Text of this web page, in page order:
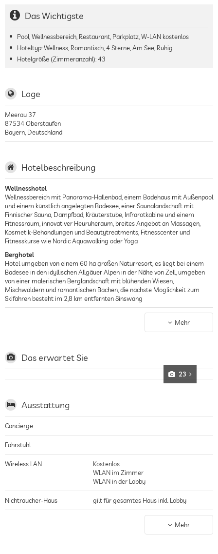
Das Wichtigste
Pool, Wellnessbereich, Restaurant, Parkplatz, W-LAN kostenlos
Hoteltyp: Wellness, Romantisch, 4 Sterne, Am See, Ruhig
Hotelgröße (Zimmeranzahl):43
Lage
Meerau 37
87534Oberstaufen
Bayern Deutschland
Hotelbeschreibung
Wellnesshotel
Wellnessbereich mit Panorama-Hallenbad, einem Badehaus mit Außenpool
und einem künstlich angelegten Badesee, einer Saunalandschaft mit
Finnischer Sauna, Dampfbad, Kräuterstube, Infrarotkabine und einem
Fitnessraum, innovativer Heuruheraum, breites Angebot an Massagen,
Kosmetik-Behandlungen und Beautytreatments, Fitnesscenter und
Fitnesskurse wie Nordic Aquawalking oder Yoga
Berghotel
Hotel umgeben von einem 60 ha großen Naturresort, es liegt bei einem
Badesee in den idyllischen Allgäuer Alpen in der Nähe von Zell, umgeben
von einer malerischen Berglandschaft mit blühenden Wiesen,
Mischwäldern und romantischen Bächen, die nächste Möglichkeit zum
Skifahren besteht im 2,8 km entfernten Sinswang
18-Loch-Platz Golf Club Oberstaufen ist nur 1,6 km entfernt, Par 66,
hügeliger Platz in der wunderschönen Allgäu-Landschaft mit Schräglagen
Mehr
Das erwartet Sie
23
Ausstattung
Concierge
Fahrstuhl
Wireless LAN
Kostenlos
WLAN im Zimmer
WLAN in der Lobby
Nichtraucher-Haus gilt für gesamtes Haus inkl. Lobby
Mehr